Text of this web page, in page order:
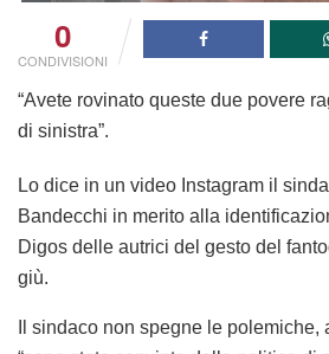
0
CONDIVISIONI
“Avete rovinato queste due povere
di sinistra”.
Lo dice in un video Instagram il
Bandecchi in merito alla
Digos delle autrici del gesto del
giù.
Il sindaco non spegne le polemiche,